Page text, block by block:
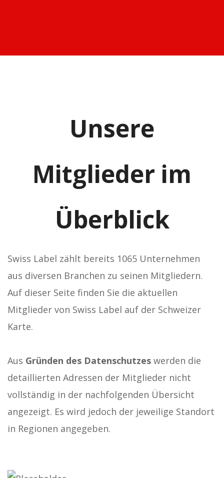
Unsere
Mitglieder im
Überblick
Swiss Label zählt bereits 1065 Unternehmen
aus diversen Branchen zu seinen Mitgliedern.
Auf dieser Seite finden Sie die aktuellen
Mitglieder von Swiss Label auf der Schweizer
Karte.
Aus Gründen des Datenschutzes werden die
detaillierten Adressen der Mitglieder nicht
vollständig in der nachfolgenden Übersicht
angezeigt. Es wird jedoch der jeweilige Standort
in Regionen angegeben.